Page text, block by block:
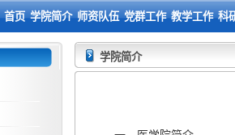
首页学院简介师资队伍党群工作教学工作科
学院简介